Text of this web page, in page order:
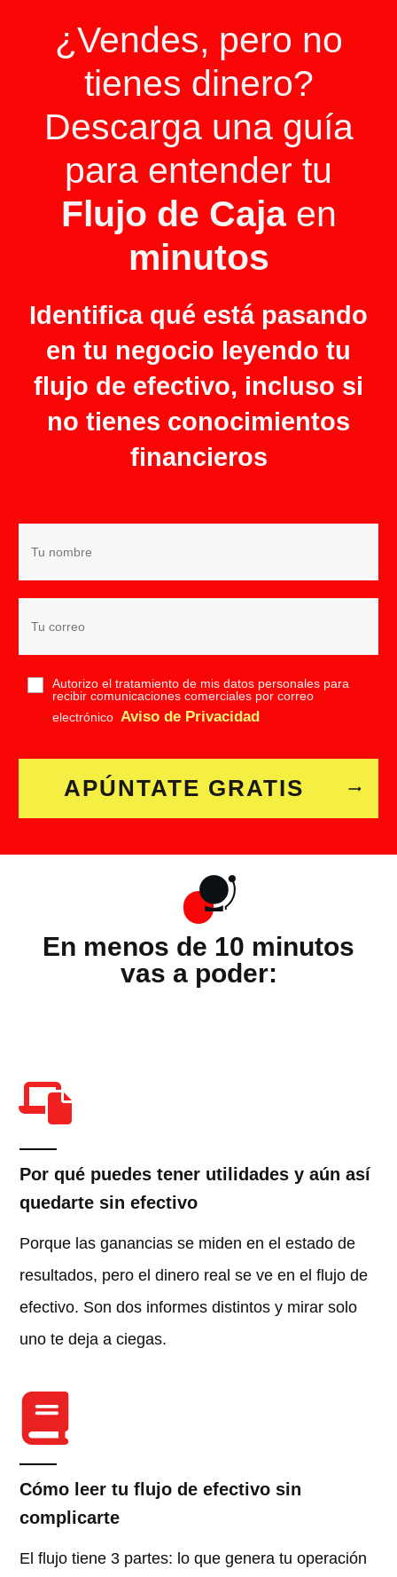
¿Vendes, pero no
tienes dinero?
Descarga una guía
para entender tu
Flujo de Cajaen
minutos
Identifica qué está pasando
en tu negocio leyendo tu
flujo de efectivo, incluso si
no tienes conocimientos
financieros
Autorizo el tratamiento de mis datos personales para
recibir comunicaciones comerciales por correo
electrónico Aviso de Privacidad
APÚNTATE GRATIS
En menos de 10 minutos
vas a poder:
Por qué puedes tener utilidades y aún así
quedarte sin efectivo
Porque las ganancias se miden en el estado de
resultados, pero el dinero real se ve en el flujo de
efectivo. Son dos informes distintos y mirar solo
uno te deja a ciegas.
Cómo leer tu flujo de efectivo sin
complicarte
El flujo tiene 3 partes: lo que genera tu operación